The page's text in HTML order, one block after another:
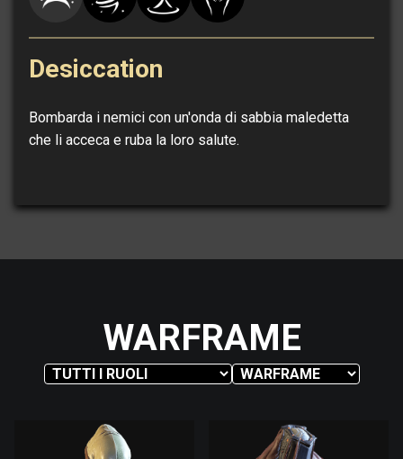
Desiccation
Bombarda i nemici con un'onda di sabbia maledetta
che li acceca e ruba la loro salute.
WARFRAME